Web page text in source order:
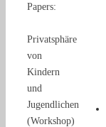
Papers:
Privatsphäre
von
Kindern
und
Jugendlichen
(Workshop)